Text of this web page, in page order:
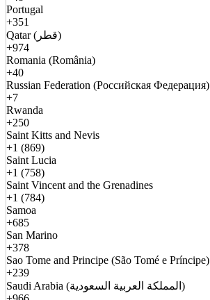
Portugal
+351
Qatar (قطر)
+974
Romania (România)
+40
Russian Federation (Российская Федерация)
+7
Rwanda
+250
Saint Kitts and Nevis
+1 (869)
Saint Lucia
+1 (758)
Saint Vincent and the Grenadines
+1 (784)
Samoa
+685
San Marino
+378
Sao Tome and Principe (São Tomé e Príncipe)
+239
Saudi Arabia (المملكة العربية السعودية)